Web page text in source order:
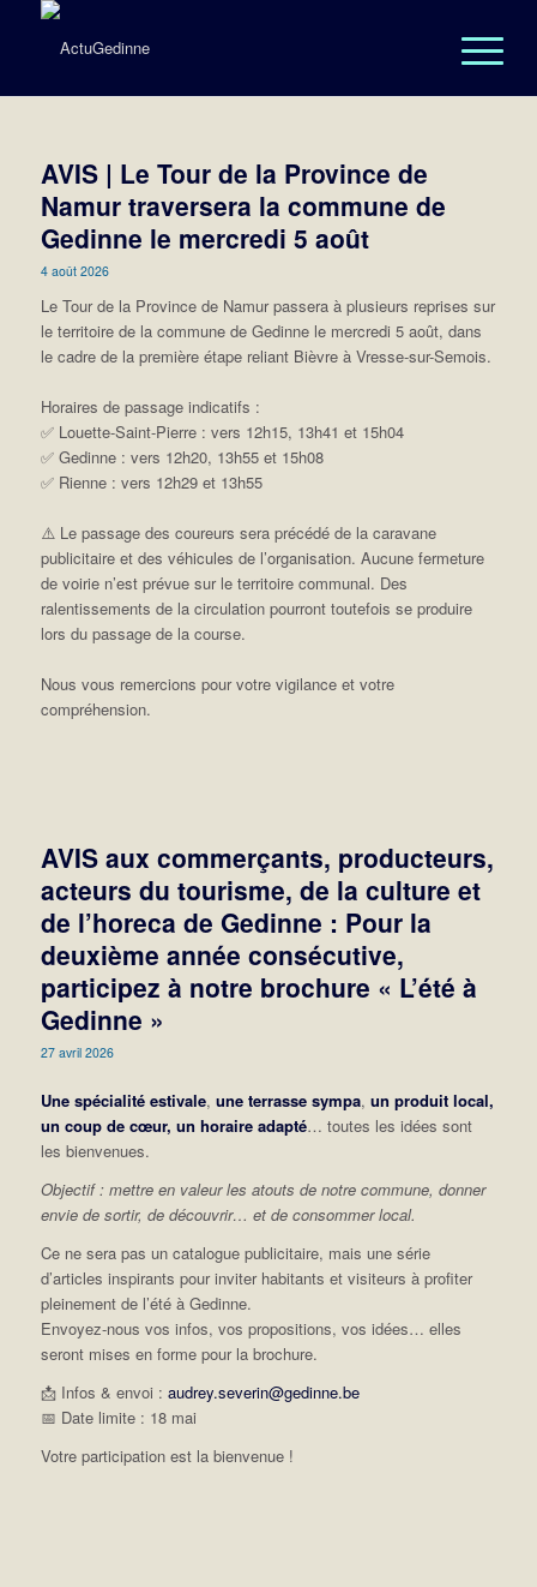
AVIS | Le Tour de la Province de
Namur traversera la commune de
Gedinne le mercredi 5 août
4 août 2026
Le Tour de la Province de Namur passera à plusieurs reprises sur
le territoire de la commune de Gedinne le mercredi 5 août, dans
le cadre de la première étape reliant Bièvre à Vresse-sur-Semois.
Horaires de passage indicatifs :
✅ Louette-Saint-Pierre : vers 12h15, 13h41 et 15h04
✅ Gedinne : vers 12h20, 13h55 et 15h08
✅ Rienne : vers 12h29 et 13h55
⚠️ Le passage des coureurs sera précédé de la caravane
publicitaire et des véhicules de l’organisation. Aucune fermeture
de voirie n’est prévue sur le territoire communal. Des
ralentissements de la circulation pourront toutefois se produire
lors du passage de la course.
Nous vous remercions pour votre vigilance et votre
compréhension.
AVIS aux commerçants, producteurs,
acteurs du tourisme, de la culture et
de l’horeca de Gedinne : Pour la
deuxième année consécutive,
participez à notre brochure « L’été à
Gedinne »
27 avril 2026
Une spécialité estivale, une terrasse sympa, un produit local,
un coup de cœur, un horaire adapté… toutes les idées sont
les bienvenues.
Objectif : mettre en valeur les atouts de notre commune, donner
envie de sortir, de découvrir… et de consommer local.
Ce ne sera pas un catalogue publicitaire, mais une série
d’articles inspirants pour inviter habitants et visiteurs à profiter
pleinement de l’été à Gedinne.
Envoyez-nous vos infos, vos propositions, vos idées… elles
seront mises en forme pour la brochure.
📩 Infos & envoi : audrey.severin@gedinne.be
📅 Date limite : 18 mai
Votre participation est la bienvenue !